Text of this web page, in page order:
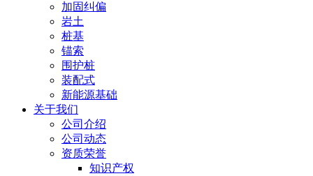
加固纠偏
岩土
桩基
锚索
围护桩
装配式
新能源基础
关于我们
公司介绍
公司动态
资质荣誉
知识产权